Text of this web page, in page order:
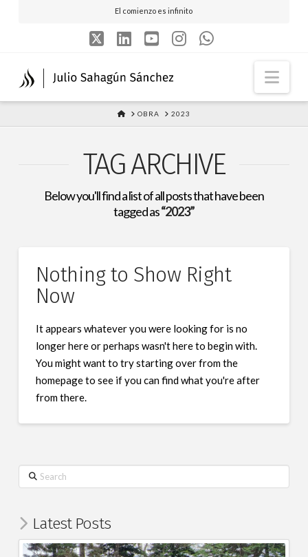
El comienzo es infinito
HOMEOBRA 2023
TAG ARCHIVE
Below you'll find a list of all posts that have been
tagged as“2023”
Nothing to Show Right
Now
It appears whatever you were looking for is no
longer here or perhaps wasn't here to begin with.
You might want to try starting over from the
homepage to see if you can find what you're after
from there.
Search
Latest Posts